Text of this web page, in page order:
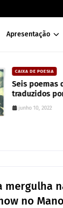
Apresentação
CAIXA DE POESIA
Seis poemas
traduzidos
junho 10, 2022
mergulha
no